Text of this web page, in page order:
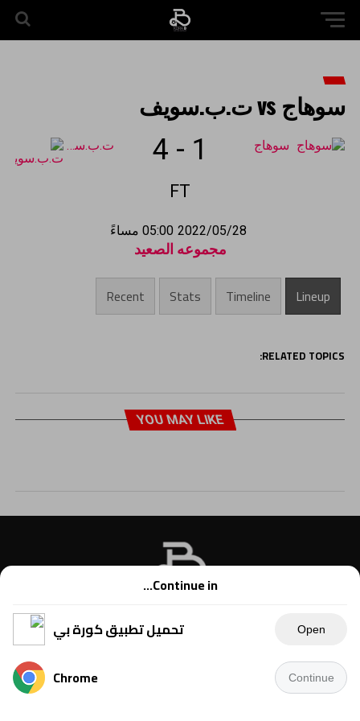
سوهاج vs ت.ب.سويف
سوهاج 1
-
4
FT
ت.ب.سويف
2022/05/28 05:00 مساءً
مجموعه الصعيد
Lineup
Timeline
Stats
Recent
RELATED TOPICS:
YOU MAY LIKE
Copyright © 2021 Kora B, powered by Ahmednet.info
Continue in...
تحميل تطبيق كورة بي
Open
Chrome Continue